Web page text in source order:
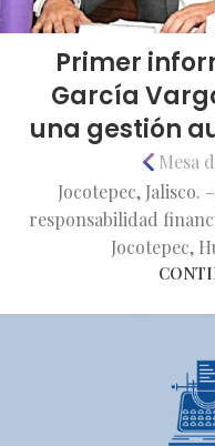
Primer
García
una gestión
Mesa
Jocotepec, Jalisco.
responsabilidad
Jocotepec,